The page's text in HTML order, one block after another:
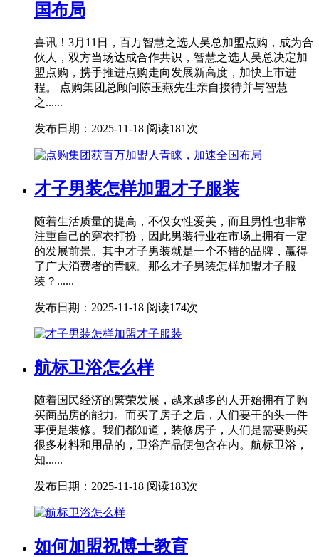
国布局
喜讯！3月11日，百万智慧之选人吴总加盟点购，成为合
伙人，双方当场达成合作共识，智慧之选人吴总决定加
盟点购，携手推进点购走向发展新高度，加快上市进
程。 点购集团总顾问陈玉燕先生亲自接待并与智慧
之......
发布日期：2025-11-18 阅读181次
才子男装怎样加盟才子服装
随着生活质量的提高，不仅女性爱美，而且男性也非常
注重自己的穿衣打扮，因此男装行业在市场上拥有一定
的发展前景。其中才子男装就是一个不错的品牌，赢得
了广大消费者的青睐。那么才子男装怎样加盟才子服
装？......
发布日期：2025-11-18 阅读174次
航标卫浴怎么样
随着国民经济的繁荣发展，越来越多的人开始拥有了购
买商品房的能力。而买了房子之后，人们要干的头一件
事便是装修。我们都知道，装修房子，人们是需要购买
很多材料和用品的，卫浴产品便包含在内。航标卫浴，
知......
发布日期：2025-11-18 阅读183次
如何加盟祝博士教育